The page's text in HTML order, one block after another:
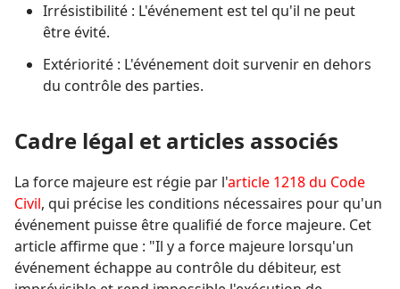
Irrésistibilité : L'événement est tel qu'il ne peut
être évité.
Extériorité : L'événement doit survenir en dehors
du contrôle des parties.
Cadre légal et articles associés
La force majeure est régie par l'article 1218 du Code
Civil, qui précise les conditions nécessaires pour qu'un
événement puisse être qualifié de force majeure. Cet
article affirme que : "Il y a force majeure lorsqu'un
événement échappe au contrôle du débiteur, est